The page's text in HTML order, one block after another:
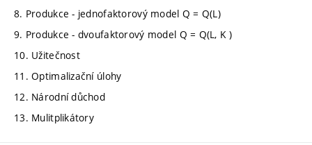
8. Produkce - jednofaktorový model Q = Q(L)
9. Produkce - dvoufaktorový model Q = Q(L, K )
10. Užitečnost
11. Optimalizační úlohy
12. Národní důchod
13. Mulitplikátory